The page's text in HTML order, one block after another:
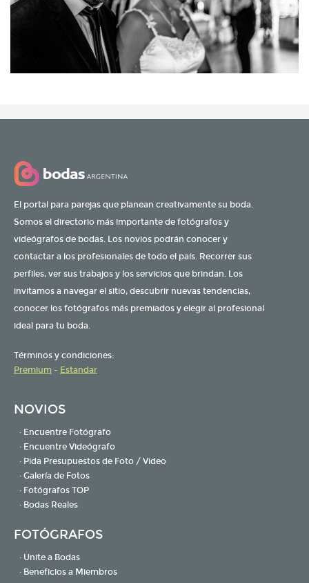
El portal para parejas que planean creativamente su boda.
Somos el directorio más importante de fotógrafos y
videógrafos de bodas. Los novios podrán conocer y
contactar a los profesionales de todo el país. Recorrer sus
perfiles, ver sus trabajos y los servicios que brindan. Los
invitamos a navegar el sitio, descubrir nuevas tendencias,
conocer los fotógrafos más premiados y elegir al profesional
ideal para tu boda.
Términos y condiciones:
Premium - Estandar
NOVIOS
· Encuentre Fotógrafo
· Encuentre Videógrafo
· Pida Presupuestos de Foto / Video
· Galería de Fotos
· Fotógrafos TOP
· Bodas Reales
FOTÓGRAFOS
· Unite a Bodas
· Beneficios a Miembros